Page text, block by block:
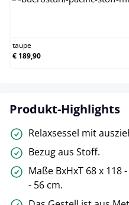
taupe
€ 189,90
Produkt-Highlights
Relaxsessel mit
Bezug aus Stoff.
Maße BxHxT 68 x 118
- 56 cm.